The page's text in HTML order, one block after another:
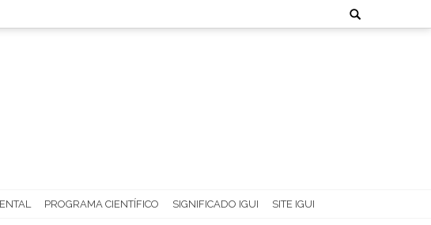
Search
for:
PROGRAMA CIENTÍFICO SIGNIFICADO IGUI SITE IGUI